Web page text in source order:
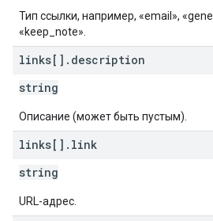
Тип ссылки, например, «email»,
«keep_note».
links[] . description
string
Описание (может быть пустым).
links[] . link
string
URL-адрес.